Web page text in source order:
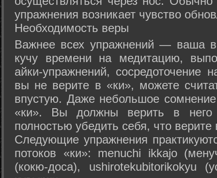
упражнения возникает чувство
Необходимость веры
Важнее всех упражнений — ваша
кучу времени на медитацию,
айки-упражнений, сосредоточение
вы не верите в «ки», можете
впустую. Даже небольшое сомнение
«ки». Вы должны верить в
полностью убедить себя, что верите
Следующие упражнения
потоков «ки»: menuchi ikkajo
(кокю-доса), ushiro­tekubitori­kokyu